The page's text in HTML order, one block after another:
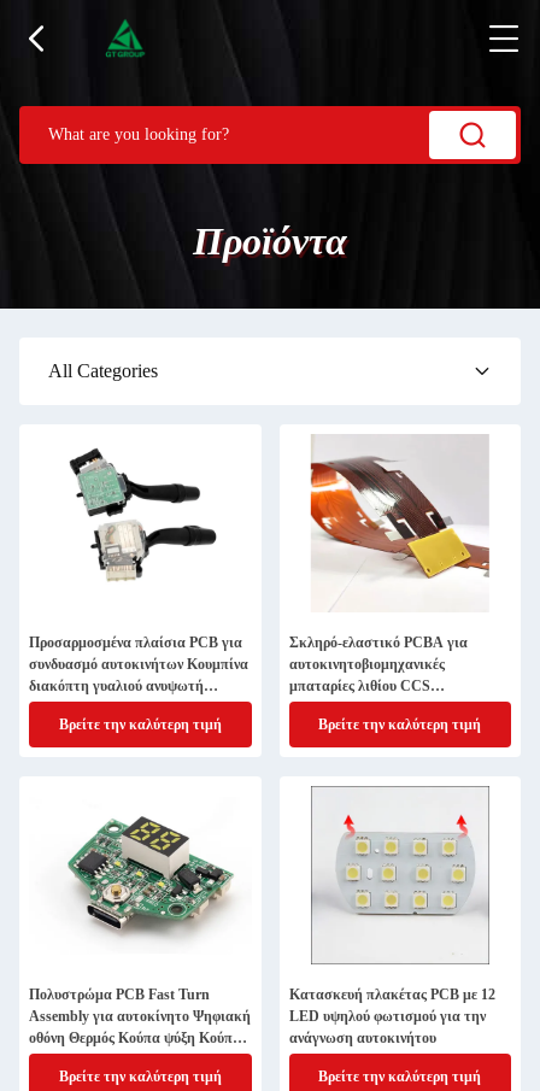
Προϊόντα
All Categories
Προσαρμοσμένα πλαίσια PCB για
συνδυασμό αυτοκινήτων Κουμπίνα
διακόπτη γυαλιού ανυψωτή
διακόπτη ηλεκτρικής ενέργειας
Κλειδί παράθυρο αριστερό
μπροστινό κύριο κουμπί οδήγησης
Βρείτε την καλύτερη τιμή
Σκληρό-ελαστικό PCBA για
αυτοκινητοβιομηχανικές
μπαταρίες λιθίου CCS
ολοκληρωμένο λεωφορείο
Βρείτε την καλύτερη τιμή
Πολυστρώμα PCB Fast Turn
Assembly για αυτοκίνητο Ψηφιακή
οθόνη Θερμός Κούπα ψύξη Κούπα
Κέντρο ελέγχου ψυγείου
αυτοκινήτου
Βρείτε την καλύτερη τιμή
Κατασκευή πλακέτας PCB με 12
LED υψηλού φωτισμού για την
ανάγνωση αυτοκινήτου
Βρείτε την καλύτερη τιμή